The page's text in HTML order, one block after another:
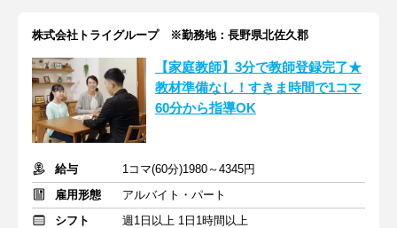
株式会社トライグループ ※勤務地：長野県北佐久郡
【家庭教師】3分で教師登録完了★
教材準備なし！すきま時間で1コマ
60分から指導OK
給与
1コマ(60分)1980～4345円
雇用形態
アルバイト・パート
シフト
週1日以上 1日1時間以上